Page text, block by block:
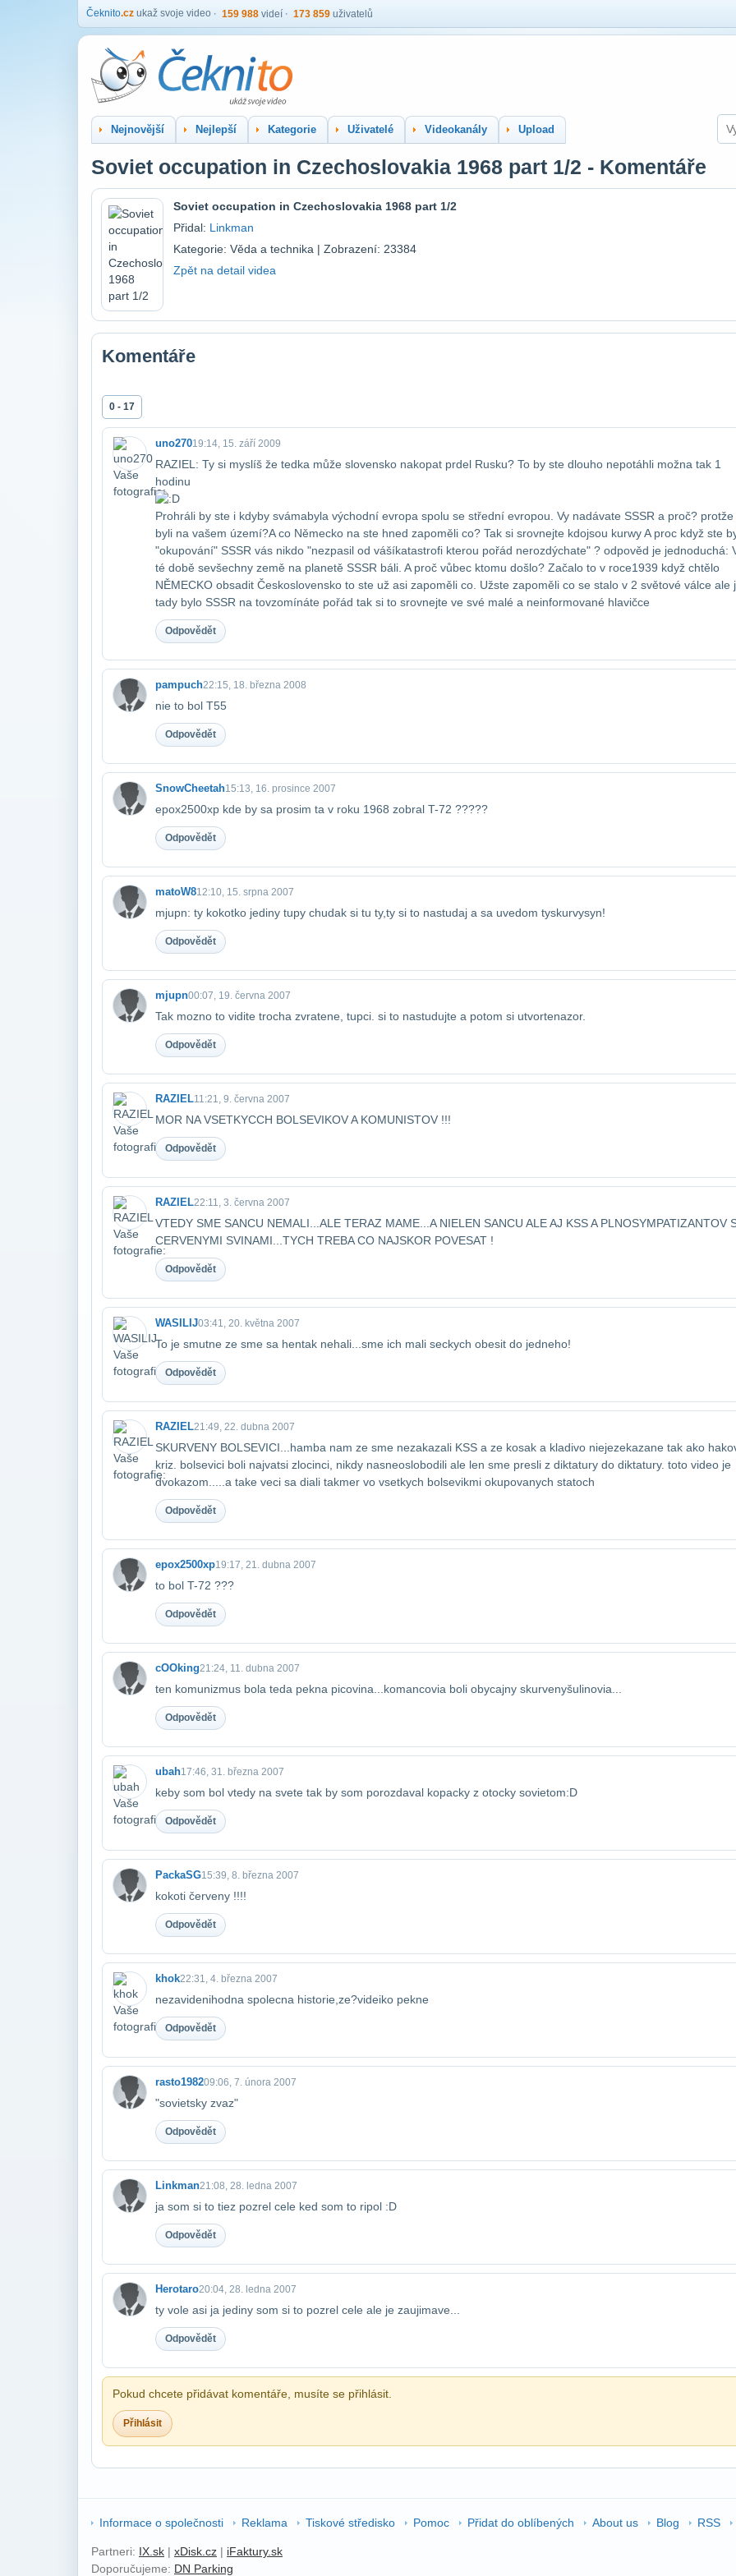
Čeknito.cz ukaž svoje video 159 988 videí 173 859 uživatelů
Nejnovější Nejlepší Kategorie Uživatelé Videokanály Upload
Soviet occupation in Czechoslovakia 1968 part 1/2 - Komentáře
Soviet occupation in Czechoslovakia 1968 part 1/2
Přidal: Linkman
Kategorie: Věda a technika | Zobrazení: 23384
Zpět na detail videa
Komentáře
0 - 17
uno27019:14, 15. září 2009
RAZIEL: Ty si myslíš že tedka může slovensko nakopat prdel Rusku? To by ste dlouho nepotáhli možna tak 1​
hodinu
Prohráli by ste i kdyby sváma​byla východní evropa spolu se střední evropou. Vy nadávate SSSR a proč? protže​
byli na vašem území?A co Německo na ste hned zapoměli co? Tak si srovnejte kdo​jsou kurwy A proc když ste
"okupování" SSSR vás nikdo "nezpasil od váší​katastrofi kterou pořád nerozdýchate" ? odpověd je jednoduchá:
té době se​všechny země na planetě SSSR báli. A proč vůbec ktomu došlo? Začalo to v roce​1939 když chtělo
NĚMECKO obsadit Československo to ste už asi zapoměli co. Už​ste zapoměli co se stalo v 2 světové válce ale
tady bylo SSSR na to​vzomínáte pořád tak si to srovnejte ve své malé a neinformované hlavičce
Odpovědět
pampuch22:15, 18. března 2008
nie to bol T55
Odpovědět
SnowCheetah15:13, 16. prosince 2007
epox2500xp kde by sa prosim ta v roku 1968 zobral T-72 ?????
Odpovědět
matoW812:10, 15. srpna 2007
mjupn: ty kokotko jediny tupy chudak si tu ty,ty si to nastudaj a sa uvedom ty​skurvysyn!
Odpovědět
mjupn00:07, 19. června 2007
Tak mozno to vidite trocha zvratene, tupci. si to nastudujte a potom si utvorte​nazor.
Odpovědět
RAZIEL11:21, 9. června 2007
MOR NA VSETKYCCH BOLSEVIKOV A KOMUNISTOV !!!
Odpovědět
RAZIEL22:11, 3. června 2007
VTEDY SME SANCU NEMALI...ALE TERAZ MAME...A NIELEN SANCU ALE AJ KSS A PLNO​SYMPATIZANTOV
CERVENYMI SVINAMI...TYCH TREBA CO NAJSKOR POVESAT !
Odpovědět
WASILIJ03:41, 20. května 2007
To je smutne ze sme sa hentak nehali...sme ich mali seckych obesit do jedneho!
Odpovědět
RAZIEL21:49, 22. dubna 2007
SKURVENY BOLSEVICI...hamba nam ze sme nezakazali KSS a ze kosak a kladivo nieje​zekazane tak ako
kriz. bolsevici boli najvatsi zlocinci, nikdy nas​neoslobodili ale len sme presli z diktatury do diktatury. toto video je​
dvokazom.....a take veci sa diali takmer vo vsetkych bolsevikmi okupovanych statoch
Odpovědět
epox2500xp19:17, 21. dubna 2007
to bol T-72 ???
Odpovědět
cOOking21:24, 11. dubna 2007
ten komunizmus bola teda pekna picovina...komancovia boli obycajny skurveny​šulinovia...
Odpovědět
ubah17:46, 31. března 2007
keby som bol vtedy na svete tak by som porozdaval kopacky z otocky sovietom:D
Odpovědět
PackaSG15:39, 8. března 2007
kokoti červeny !!!!
Odpovědět
khok22:31, 4. března 2007
nezavidenihodna spolecna historie,ze?videiko pekne
Odpovědět
rasto198209:06, 7. února 2007
"sovietsky zvaz"
Odpovědět
Linkman21:08, 28. ledna 2007
ja som si to tiez pozrel cele ked som to ripol :D
Odpovědět
Herotaro20:04, 28. ledna 2007
ty vole asi ja jediny som si to pozrel cele ale je zaujimave...
Odpovědět
Pokud chcete přidávat komentáře, musíte se přihlásit.
Přihlásit
Informace o společnosti Reklama Tiskové středisko Pomoc Přidat do oblíbených About us Blog RSS
Partneri: IX.sk | xDisk.cz | iFaktury.sk
Doporučujeme: DN Parking